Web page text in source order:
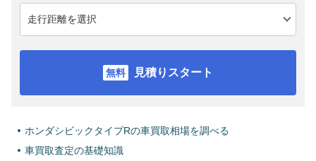
見積りスタート
ホンダシビックタイプRの車買取相場を調べる
車買取査定の基礎知識